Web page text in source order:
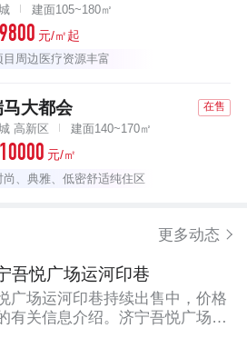
建面105~180㎡
9800 元/㎡起
目周边医疗资源丰富
马大都会 在售
高新区 建面140~170㎡
10000 元/㎡
尚、典雅、低密舒适纯住区
更多动态
吾悦广场运河印巷
广场运河印巷持续出售中，价格
有关信息介绍。济宁吾悦广场运